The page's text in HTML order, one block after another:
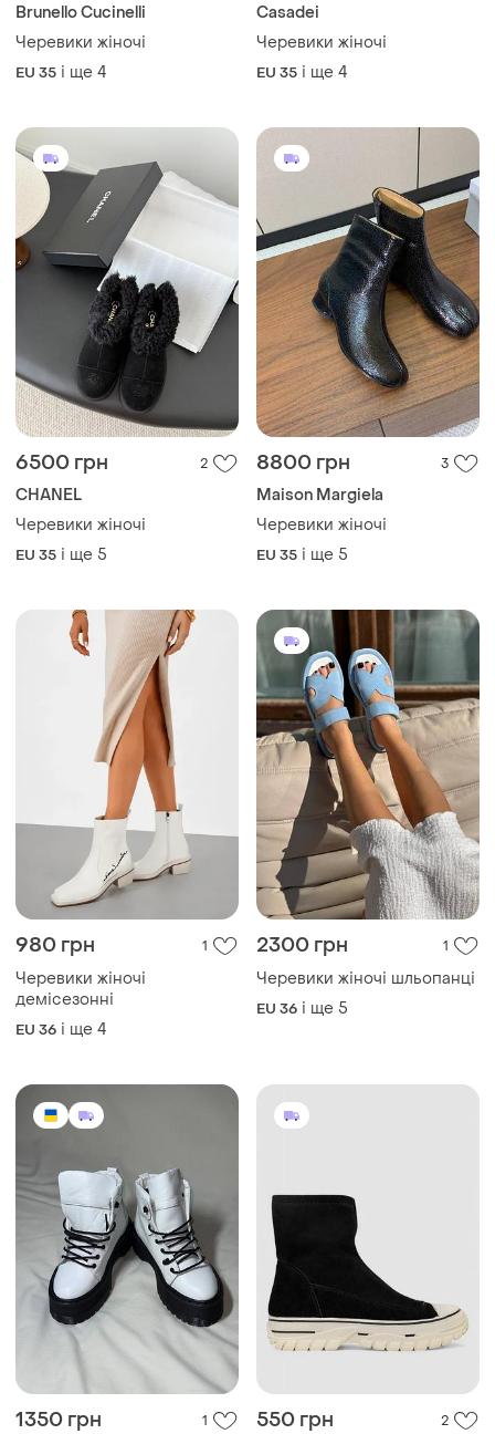
Brunello Cucinelli
Черевики жіночі
EU 35 і ще 4
Casadei
Черевики жіночі
EU 35 і ще 4
6500 грн 2
CHANEL
Черевики жіночі
EU 35 і ще 5
8800 грн 3
Maison Margiela
Черевики жіночі
EU 35 і ще 5
980 грн 1
Черевики жіночі
демісезонні
EU 36 і ще 4
2300 грн 1
Черевики жіночі шльопанці
EU 36 і ще 5
1350 грн 1 550 грн 2